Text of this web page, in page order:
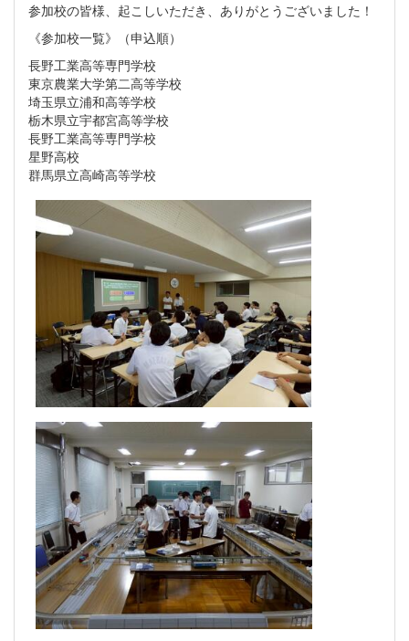
参加校の皆様、起こしいただき、ありがとうございました！
《参加校一覧》（申込順）
長野工業高等専門学校
東京農業大学第二高等学校
埼玉県立浦和高等学校
栃木県立宇都宮高等学校
長野工業高等専門学校
星野高校
群馬県立高崎高等学校